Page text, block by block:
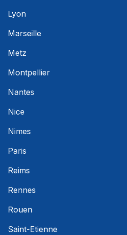
Lyon
Marseille
Metz
Montpellier
Nantes
Nice
Nimes
Paris
Reims
Rennes
Rouen
Saint-Etienne